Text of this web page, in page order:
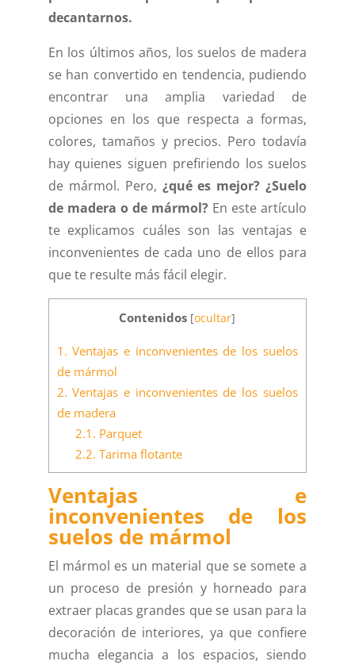
decantarnos.
En los últimos años, los suelos de madera
se han convertido en tendencia, pudiendo
encontrar una amplia variedad de
opciones en los que respecta a formas,
colores, tamaños y precios. Pero todavía
hay quienes siguen prefiriendo los suelos
de mármol. Pero, ¿qué es mejor? ¿Suelo
de madera o de mármol? En este artículo
te explicamos cuáles son las ventajas e
inconvenientes de cada uno de ellos para
que te resulte más fácil elegir.
Contenidos [ocultar]
1. Ventajas e inconvenientes de los suelos
de mármol
2. Ventajas e inconvenientes de los suelos
de madera
2.1. Parquet
2.2. Tarima flotante
Ventajas e
inconvenientes de los
suelos de mármol
El mármol es un material que se somete a
un proceso de presión y horneado para
extraer placas grandes que se usan para la
decoración de interiores, ya que confiere
mucha elegancia a los espacios, siendo